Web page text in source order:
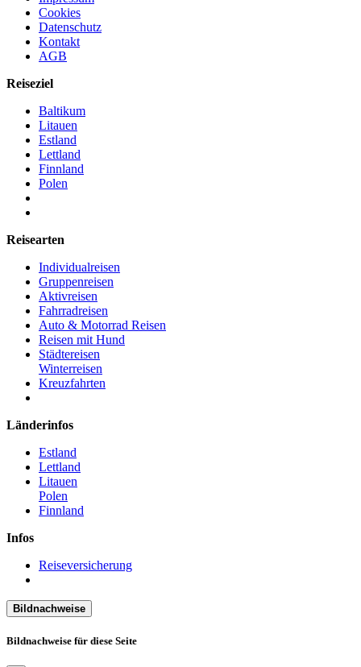
Cookies
Datenschutz
Kontakt
AGB
Reiseziel
Baltikum
Litauen
Estland
Lettland
Finnland
Polen
Reisearten
Individualreisen
Gruppenreisen
Aktivreisen
Fahrradreisen
Auto & Motorrad Reisen
Reisen mit Hund
Städtereisen
Winterreisen
Kreuzfahrten
Länderinfos
Estland
Lettland
Litauen
Polen
Finnland
Infos
Reiseversicherung
Bildnachweise
Bildnachweise für diese Seite